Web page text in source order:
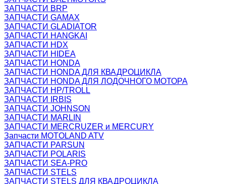
ЗАПЧАСТИ BRP
ЗАПЧАСТИ GAMAX
ЗАПЧАСТИ GLADIATOR
ЗАПЧАСТИ HANGKAI
ЗАПЧАСТИ HDX
ЗАПЧАСТИ HIDEA
ЗАПЧАСТИ HONDA
ЗАПЧАСТИ HONDA ДЛЯ КВАДРОЦИКЛА
ЗАПЧАСТИ HONDA ДЛЯ ЛОДОЧНОГО МОТОРА
ЗАПЧАСТИ HP/TROLL
ЗАПЧАСТИ IRBIS
ЗАПЧАСТИ JOHNSON
ЗАПЧАСТИ MARLIN
ЗАПЧАСТИ MERCRUZER и MERCURY
Запчасти MOTOLAND ATV
ЗАПЧАСТИ PARSUN
ЗАПЧАСТИ POLARIS
ЗАПЧАСТИ SEA-PRO
ЗАПЧАСТИ STELS
ЗАПЧАСТИ STELS ДЛЯ КВАДРОЦИКЛА